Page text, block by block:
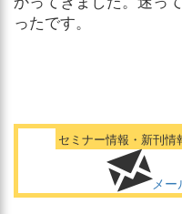
ったです。
セミナー情報・新刊
メー